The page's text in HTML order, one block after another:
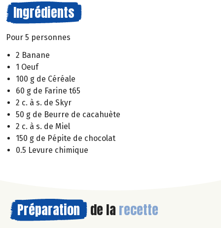
Ingrédients
Pour 5 personnes
2 Banane
1 Oeuf
100 g de Céréale
60 g de Farine t65
2 c. à s. de Skyr
50 g de Beurre de cacahuète
2 c. à s. de Miel
150 g de Pépite de chocolat
0.5 Levure chimique
Préparation de la recette